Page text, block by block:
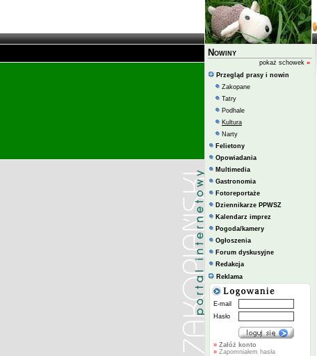
Nowiny
pokaż schowek »
Przegląd prasy i nowin
Zakopane
Tatry
Podhale
Kultura
Narty
Felietony
Opowiadania
Multimedia
Gastronomia
Fotoreportaże
Dziennikarze PPWSZ
Kalendarz imprez
Pogoda/kamery
Ogłoszenia
Forum dyskusyjne
Redakcja
Reklama
E-mail
Hasło
» Załóż konto
» Zapomniałem hasła